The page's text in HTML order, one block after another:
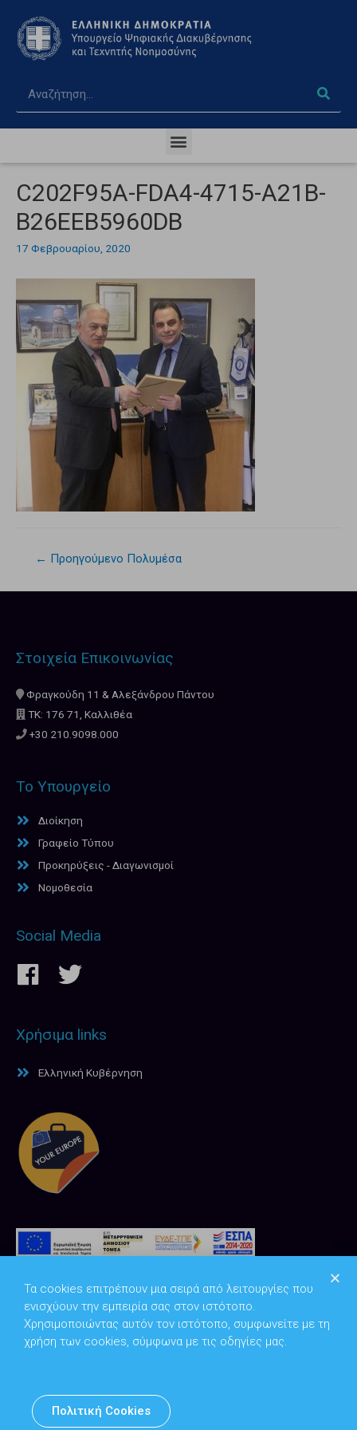
C202F95A-FDA4-4715-A21B-
B26EEB5960DB
17 Φεβρουαρίου, 2020
← Προηγούμενο Πολυμέσα
Στοιχεία Επικοινωνίας
Φραγκούδη 11 & Αλεξάνδρου Πάντου
ΤΚ: 176 71, Καλλιθέα
+30 210.9098.000
Το Υπουργείο
Διοίκηση
Γραφείο Τύπου
Προκηρύξεις - Διαγωνισμοί
Νομοθεσία
Social Media
Χρήσιμα links
Ελληνική Κυβέρνηση
Copyright © 2026Υπουργείο Ψηφιακής Διακυβέρνησης
Υπεύθυνος DPO: Θανάσης Κοσμόπουλος | dpo@mindigital.gr
Τα cookies επιτρέπουν μια σειρά από λειτουργίες που
ενισχύουν την εμπειρία σας στον ιστότοπο.
Χρησιμοποιώντας αυτόν τον ιστότοπο, συμφωνείτε με τη
χρήση των cookies, σύμφωνα με τις οδηγίες μας.
Πολιτική Cookies